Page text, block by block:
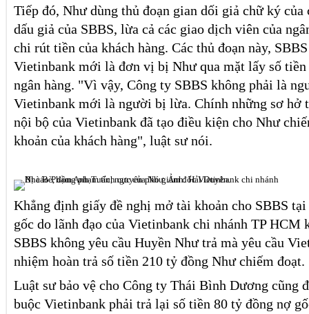
Tiếp đó, Như dùng thủ đoạn gian dối giả chữ ký của
dấu giả của SBBS, lừa cả các giao dịch viên của
chi rút tiền của khách hàng. Các thủ đoạn này,
Vietinbank mới là đơn vị bị Như qua mặt lấy số tiền
ngân hàng. "Vì vậy, Công ty SBBS không phải là
Vietinbank mới là người bị lừa. Chính những sơ hở
nội bộ của Vietinbank đã tạo điều kiện cho Như
khoản của khách hàng", luật sư nói.
Khẳng định giấy đề nghị mở tài khoản cho SBBS
gốc do lãnh đạo của Vietinbank chi nhánh TP HCM
SBBS không yêu cầu Huyền Như trả mà yêu cầu
nhiệm hoàn trả số tiền 210 tỷ đồng Như chiếm đoạt.
Luật sư bảo vệ cho Công ty Thái Bình Dương cũng
buộc Vietinbank phải trả lại số tiền 80 tỷ đồng nợ